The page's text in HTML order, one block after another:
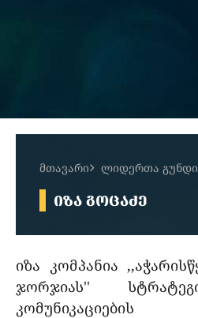
მთავარი ლიდერთა გუნდი
ᲘᲖᲐ ᲒᲝᲪᲐᲫᲔ
იზა კომპანია
ჯორჯიას''
კომუნიკაციების